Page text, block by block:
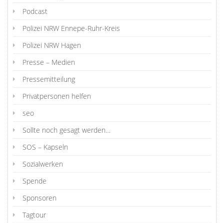
Podcast
Polizei NRW Ennepe-Ruhr-Kreis
Polizei NRW Hagen
Presse – Medien
Pressemitteilung
Privatpersonen helfen
seo
Sollte noch gesagt werden…
SOS – Kapseln
Sozialwerken
Spende
Sponsoren
Tagtour